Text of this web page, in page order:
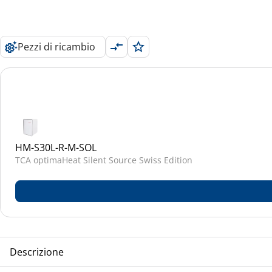
Pezzi di ricambio
HM-S30L-R-M-SOL
TCA optimaHeat Silent Source Swiss Edition
Descrizione